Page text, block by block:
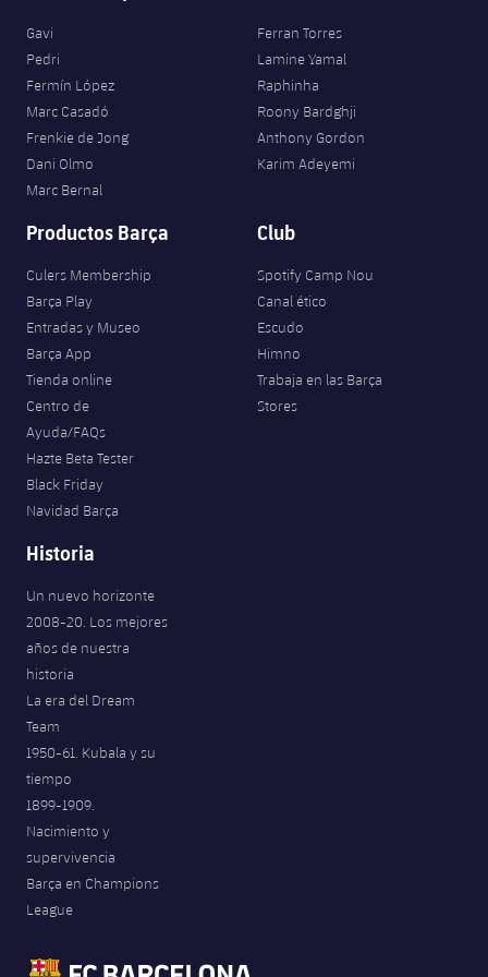
Historia
Palmarés
Infantil
Alevín
Actualidad
Masculino
Baloncesto en silla de ruedas
plusicon
más
Calendario
Resultados
Clasificaciones
Hockey sobre hielo
plusicon
más
Jugadores
Calendario
Resultados
Clasificaciones
plusicon
más
Noticias
Hockey Hierba Masculino
Hockey Hierba Femenino
Patinaje artístico
Actualidad
Escuela de Patinaje
Rugby
plusicon
más
Actualidad
Jugadores
Calendario
Resultados
Voleibol
plusicon
más
Noticias
Voleibol femenino
Apúntate a las amateurs
Carnet de las Secciones Amateurs
PLUSICON
MÁS
League of Legends
VALORANT Game Changers
eFootball
Gavi
Pedri
Fermín López
Marc Casadó
Frenkie de Jong
Dani Olmo
Marc Bernal
Ferran Torres
Lamine Yamal
Raphinha
Roony Bardghji
Anthony Gordon
Karim Adeyemi
Productos Barça
Culers Membership
Barça Play
Entradas y Museo
Barça App
Tienda online
Centro de
Ayuda/FAQs
Hazte Beta Tester
Black Friday
Navidad Barça
Club
Spotify Camp Nou
Canal ético
Escudo
Himno
Trabaja en las Barça
Stores
Historia
Un nuevo horizonte
2008-20. Los mejores
años de nuestra
historia
La era del Dream
Team
1950-61. Kubala y su
tiempo
1899-1909.
Nacimiento y
supervivencia
Barça en Champions
League